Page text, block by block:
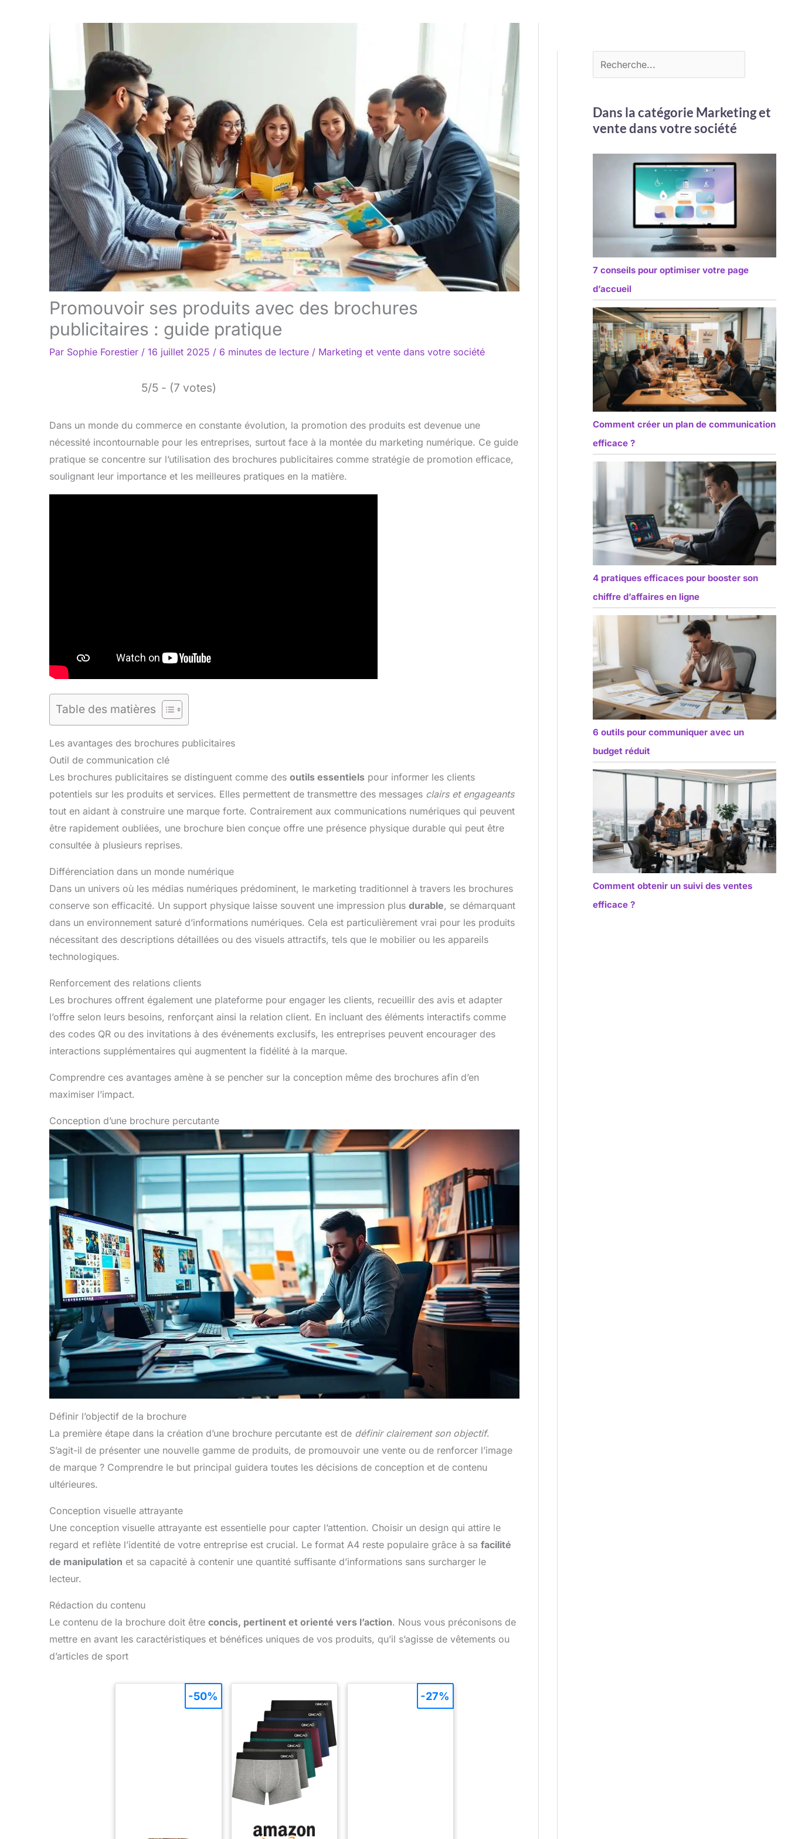
Promouvoir ses produits avec des brochures
publicitaires : guide pratique
Par Sophie Forestier / 16 juillet 2025 / 6 minutes de lecture / Marketing et vente dans votre société
5/5 - (7 votes)
Dans un monde du commerce en constante évolution, la promotion des produits est devenue une
nécessité incontournable pour les entreprises, surtout face à la montée du marketing numérique. Ce guide
pratique se concentre sur l’utilisation des brochures publicitaires comme stratégie de promotion efficace,
soulignant leur importance et les meilleures pratiques en la matière.
Table des matières
Les avantages des brochures publicitaires
Outil de communication clé
Les brochures publicitaires se distinguent comme des outils essentiels pour informer les clients
potentiels sur les produits et services. Elles permettent de transmettre des messages clairs et engageants
tout en aidant à construire une marque forte. Contrairement aux communications numériques qui peuvent
être rapidement oubliées, une brochure bien conçue offre une présence physique durable qui peut être
consultée à plusieurs reprises.
Différenciation dans un monde numérique
Dans un univers où les médias numériques prédominent, le marketing traditionnel à travers les brochures
conserve son efficacité. Un support physique laisse souvent une impression plus durable, se démarquant
dans un environnement saturé d’informations numériques. Cela est particulièrement vrai pour les produits
nécessitant des descriptions détaillées ou des visuels attractifs, tels que le mobilier ou les appareils
technologiques.
Renforcement des relations clients
Les brochures offrent également une plateforme pour engager les clients, recueillir des avis et adapter
l’offre selon leurs besoins, renforçant ainsi la relation client. En incluant des éléments interactifs comme
des codes QR ou des invitations à des événements exclusifs, les entreprises peuvent encourager des
interactions supplémentaires qui augmentent la fidélité à la marque.
Comprendre ces avantages amène à se pencher sur la conception même des brochures afin d’en
maximiser l’impact.
Conception d’une brochure percutante
Définir l’objectif de la brochure
La première étape dans la création d’une brochure percutante est de définir clairement son objectif.
S’agit-il de présenter une nouvelle gamme de produits, de promouvoir une vente ou de renforcer l’image
de marque ? Comprendre le but principal guidera toutes les décisions de conception et de contenu
ultérieures.
Conception visuelle attrayante
Une conception visuelle attrayante est essentielle pour capter l’attention. Choisir un design qui attire le
regard et reflète l’identité de votre entreprise est crucial. Le format A4 reste populaire grâce à sa facilité
de manipulation et sa capacité à contenir une quantité suffisante d’informations sans surcharger le
lecteur.
Rédaction du contenu
Le contenu de la brochure doit être concis, pertinent et orienté vers l’action. Nous vous préconisons de
mettre en avant les caractéristiques et bénéfices uniques de vos produits, qu’il s’agisse de vêtements ou
d’articles de sport
-50% -27%
Dans la catégorie Marketing et
vente dans votre société
7 conseils pour optimiser votre page
d’accueil
Comment créer un plan de communication
efficace ?
4 pratiques efficaces pour booster son
chiffre d’affaires en ligne
6 outils pour communiquer avec un
budget réduit
Comment obtenir un suivi des ventes
efficace ?